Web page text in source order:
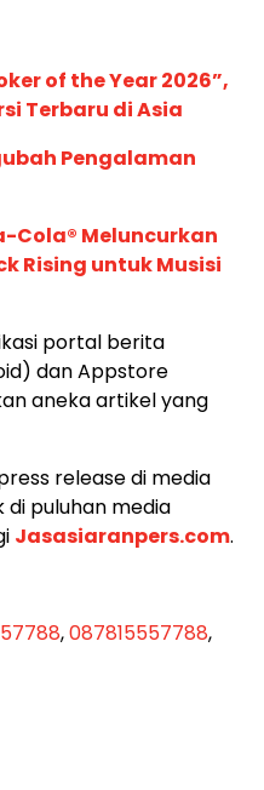
of the Year 2026”,
Terbaru di Asia
Pengalaman
Cola® Meluncurkan
Rising untuk Musisi
portal berita
dan Appstore
aneka artikel yang
release di media
di puluhan media
Jasasiaranpers.com.
,087815557788,